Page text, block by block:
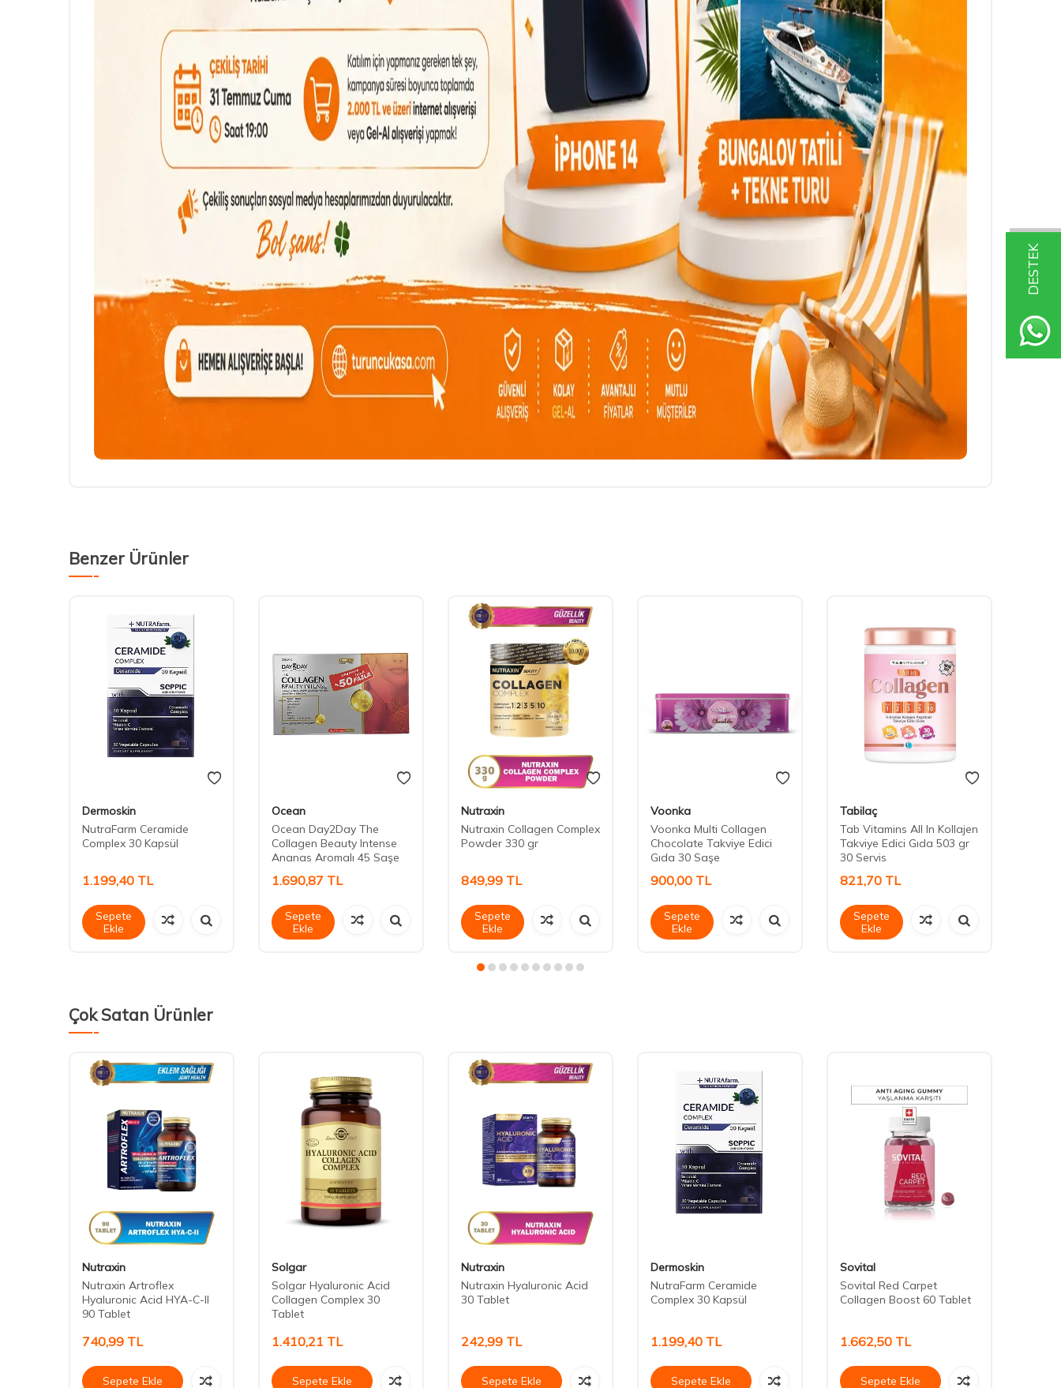
DESTEK
Benzer Ürünler
Dermoskin
NutraFarm Ceramide
Complex 30 Kapsül
1.199,40 TL
Sepete
Ekle
Ocean
Ocean Day2Day The
Collagen Beauty Intense
Ananas Aromalı 45 Saşe
1.690,87 TL
Sepete
Ekle
Nutraxin
Nutraxin Collagen Complex
Powder 330 gr
849,99 TL
Sepete
Ekle
Voonka
Voonka Multi Collagen
Chocolate Takviye Edici
Gıda 30 Saşe
900,00 TL
Sepete
Ekle
Tabilaç
Tab Vitamins All In Kollajen
Takviye Edici Gıda 503 gr
30 Servis
821,70 TL
Sepete
Ekle
Çok Satan Ürünler
Nutraxin
Nutraxin Artroflex
Hyaluronic Acid HYA-C-II
90 Tablet
740,99 TL
Sepete Ekle
Solgar
Solgar Hyaluronic Acid
Collagen Complex 30
Tablet
1.410,21 TL
Sepete Ekle
Nutraxin
Nutraxin Hyaluronic Acid
30 Tablet
242,99 TL
Sepete Ekle
Dermoskin
NutraFarm Ceramide
Complex 30 Kapsül
1.199,40 TL
Sepete Ekle
Sovital
Sovital Red Carpet
Collagen Boost 60 Tablet
1.662,50 TL
Sepete Ekle